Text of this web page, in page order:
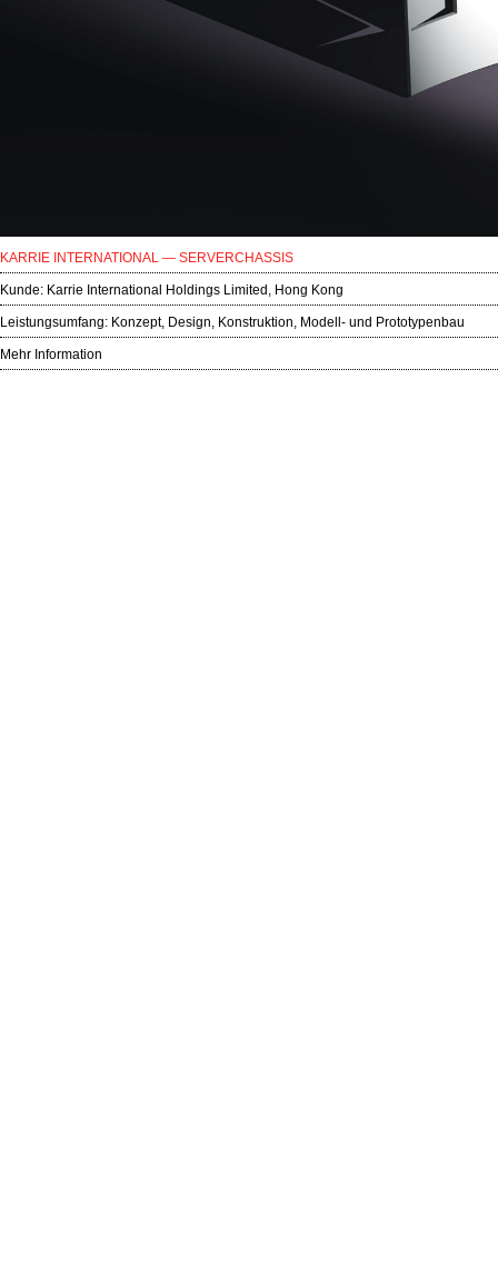
KARRIE INTERNATIONAL — SERVERCHASSIS
Kunde: Karrie International Holdings Limited, Hong Kong
Leistungsumfang: Konzept, Design, Konstruktion, Modell- und Prototypenbau
Mehr Information